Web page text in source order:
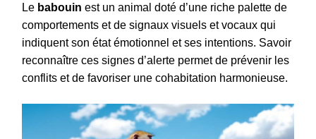
Le babouin est un animal doté d’une riche palette de
comportements et de signaux visuels et vocaux qui
indiquent son état émotionnel et ses intentions. Savoir
reconnaître ces signes d’alerte permet de prévenir les
conflits et de favoriser une cohabitation harmonieuse.